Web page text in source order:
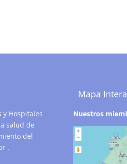
y Hospitales
salud de
del
.
Mapa
Nuestros